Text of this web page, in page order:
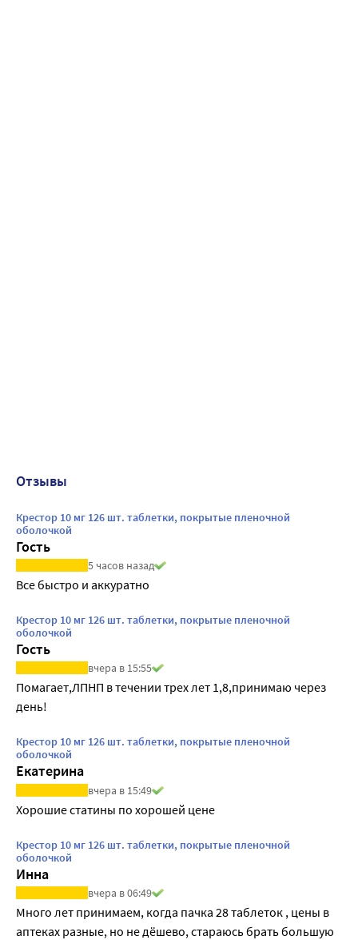
Отзывы
Крестор 10 мг 126 шт. таблетки, покрытые пленочной
оболочкой
Гость
5 часов назад
Все быстро и аккуратно
Крестор 10 мг 126 шт. таблетки, покрытые пленочной
оболочкой
Гость
вчера в 15:55
Помагает,ЛПНП в течении трех лет 1,8,принимаю через
день!
Крестор 10 мг 126 шт. таблетки, покрытые пленочной
оболочкой
Екатерина
вчера в 15:49
Хорошие статины по хорошей цене
Крестор 10 мг 126 шт. таблетки, покрытые пленочной
оболочкой
Инна
вчера в 06:49
Много лет принимаем, когда пачка 28 таблеток , цены в
аптеках разные, но не дёшево, стараюсь брать большую